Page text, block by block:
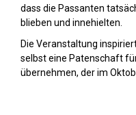
dass die Passanten
blieben und innehielten.
Die Veranstaltung
selbst eine Patenschaft
übernehmen, der im